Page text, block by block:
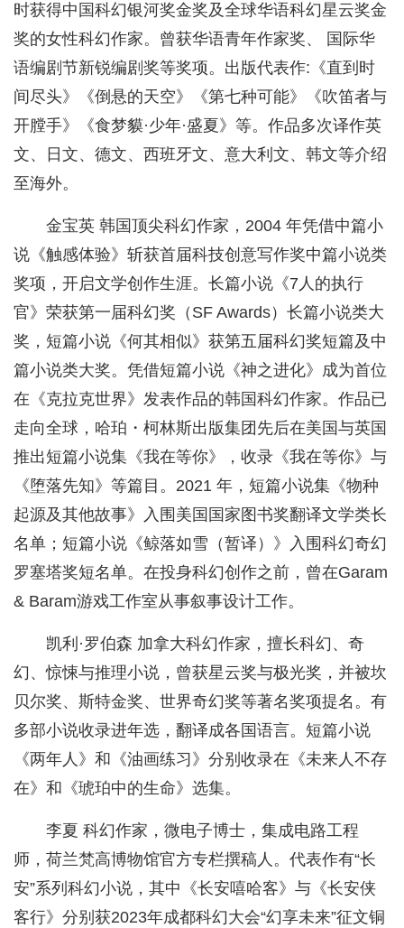
时获得中国科幻银河奖金奖及全球华语科幻星云奖金
奖的女性科幻作家。曾获华语青年作家奖、 国际华
语编剧节新锐编剧奖等奖项。出版代表作:《直到时
间尽头》《倒悬的天空》《第七种可能》《吹笛者与
开膛手》《食梦貘·少年·盛夏》等。作品多次译作英
文、日文、德文、西班牙文、意大利文、韩文等介绍
至海外。
金宝英 韩国顶尖科幻作家，2004 年凭借中篇小
说《触感体验》斩获首届科技创意写作奖中篇小说类
奖项，开启文学创作生涯。长篇小说《7人的执行
官》荣获第一届科幻奖（SF Awards）长篇小说类大
奖，短篇小说《何其相似》获第五届科幻奖短篇及中
篇小说类大奖。凭借短篇小说《神之进化》成为首位
在《克拉克世界》发表作品的韩国科幻作家。作品已
走向全球，哈珀・柯林斯出版集团先后在美国与英国
推出短篇小说集《我在等你》，收录《我在等你》与
《堕落先知》等篇目。2021 年，短篇小说集《物种
起源及其他故事》入围美国国家图书奖翻译文学类长
名单；短篇小说《鲸落如雪（暂译）》入围科幻奇幻
罗塞塔奖短名单。在投身科幻创作之前，曾在Garam
& Baram游戏工作室从事叙事设计工作。
凯利·罗伯森 加拿大科幻作家，擅长科幻、奇
幻、惊悚与推理小说，曾获星云奖与极光奖，并被坎
贝尔奖、斯特金奖、世界奇幻奖等著名奖项提名。有
多部小说收录进年选，翻译成各国语言。短篇小说
《两年人》和《油画练习》分别收录在《未来人不存
在》和《琥珀中的生命》选集。
李夏 科幻作家，微电子博士，集成电路工程
师，荷兰梵高博物馆官方专栏撰稿人。代表作有“长
安”系列科幻小说，其中《长安嘻哈客》与《长安侠
客行》分别获2023年成都科幻大会“幻享未来”征文铜